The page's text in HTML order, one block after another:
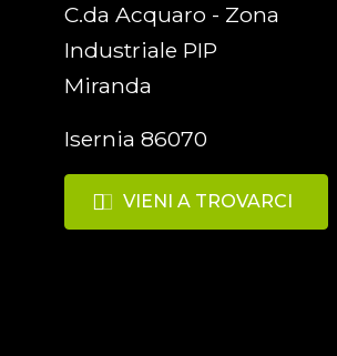
C.da Acquaro - Zona
Industriale PIP
Miranda
Isernia 86070
VIENI A TROVARCI